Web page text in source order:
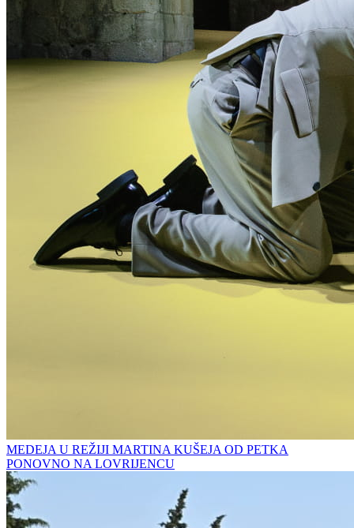
MEDEJA U REŽIJI MARTINA KUŠEJA OD PETKA
PONOVNO NA LOVRIJENCU